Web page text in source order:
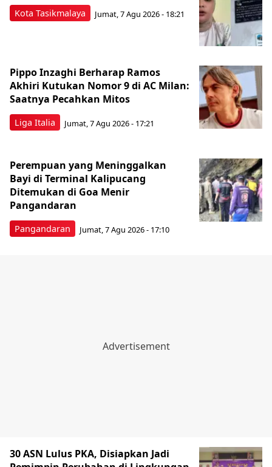
Kota Tasikmalaya Jumat, 7 Agu 2026 - 18:21
Liga Italia
Pippo Inzaghi Berharap Ramos
Akhiri Kutukan Nomor 9 di AC Milan:
Saatnya Pecahkan Mitos
Jumat, 7 Agu 2026 - 17:21
Pangandaran
Perempuan yang Meninggalkan
Bayi di Terminal Kalipucang
Ditemukan di Goa Menir
Pangandaran
Jumat, 7 Agu 2026 - 17:10
30 ASN Lulus PKA, Disiapkan Jadi